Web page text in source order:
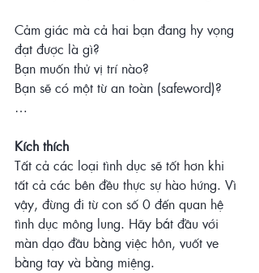
Cảm giác mà cả hai bạn đang hy vọng
đạt được là gì?
Bạn muốn thử vị trí nào?
Bạn sẽ có một từ an toàn (safeword)?
…
Kích thích
Tất cả các loại tình dục sẽ tốt hơn khi
tất cả các bên đều thực sự hào hứng. Vì
vậy, đừng đi từ con số 0 đến quan hệ
tình dục mông lung. Hãy bắt đầu với
màn dạo đầu bằng việc hôn, vuốt ve
bằng tay và bằng miệng.